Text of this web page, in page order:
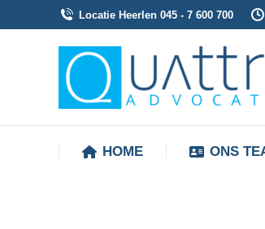
Locatie Heerlen 045 - 7 600 700
HOME ONS
HOME ONS